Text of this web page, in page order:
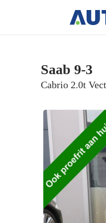
Saab 9-3
Cabrio 2.0t